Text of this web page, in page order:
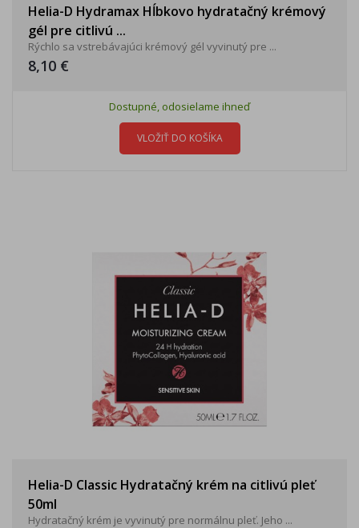
Helia-D Hydramax Hĺbkovo hydratačný krémový
gél pre citlivú ...
Rýchlo sa vstrebávajúci krémový gél vyvinutý pre ...
8,10 €
Dostupné, odosielame ihneď
VLOŽIŤ DO KOŠÍKA
Helia-D Classic Hydratačný krém na citlivú pleť
50ml
Hydratačný krém je vyvinutý pre normálnu pleť. Jeho ...